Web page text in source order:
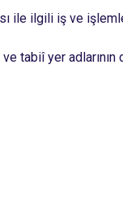
ile ilgili iş ve
ve tabiî yer